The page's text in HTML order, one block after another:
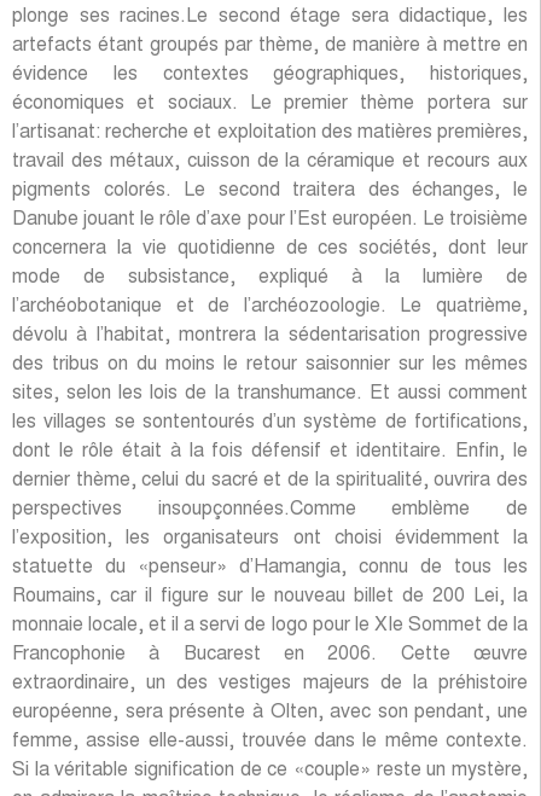
plonge ses racines.Le second étage sera didactique, les
artefacts étant groupés par thème, de manière à mettre en
évidence les contextes géographiques, historiques,
économiques et sociaux. Le premier thème portera sur
l’artisanat: recherche et exploitation des matières premières,
travail des métaux, cuisson de la céramique et recours aux
pigments colorés. Le second traitera des échanges, le
Danube jouant le rôle d’axe pour l’Est européen. Le troisième
concernera la vie quotidienne de ces sociétés, dont leur
mode de subsistance, expliqué à la lumière de
l’archéobotanique et de l’archéozoologie. Le quatrième,
dévolu à l’habitat, montrera la sédentarisation progressive
des tribus on du moins le retour saisonnier sur les mêmes
sites, selon les lois de la transhumance. Et aussi comment
les villages se sontentourés d’un système de fortifications,
dont le rôle était à la fois défensif et identitaire. Enfin, le
dernier thème, celui du sacré et de la spiritualité, ouvrira des
perspectives insoupçonnées.Comme emblème de
l’exposition, les organisateurs ont choisi évidemment la
statuette du «penseur» d’Hamangia, connu de tous les
Roumains, car il figure sur le nouveau billet de 200 Lei, la
monnaie locale, et il a servi de logo pour le XIe Sommet de la
Francophonie à Bucarest en 2006. Cette œuvre
extraordinaire, un des vestiges majeurs de la préhistoire
européenne, sera présente à Olten, avec son pendant, une
femme, assise elle-aussi, trouvée dans le même contexte.
Si la véritable signification de ce «couple» reste un mystère,